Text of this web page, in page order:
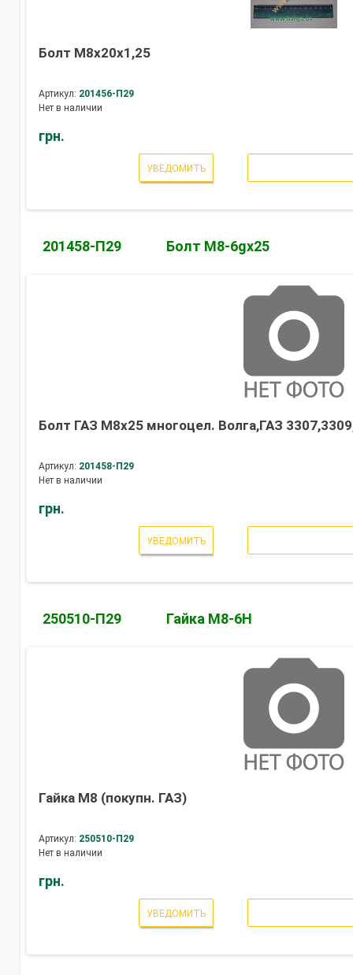
Болт М8х20х1,25
Артикул: 201456-П29
Нет в наличии
грн.
УВЕДОМИТЬ
201458-П29 Болт М8-6gх25
Болт ГАЗ М8х25 многоцел. Волга,ГАЗ
Артикул: 201458-П29
Нет в наличии
грн.
УВЕДОМИТЬ
250510-П29 Гайка М8-6Н
Гайка М8 (покупн. ГАЗ)
Артикул: 250510-П29
Нет в наличии
грн.
УВЕДОМИТЬ